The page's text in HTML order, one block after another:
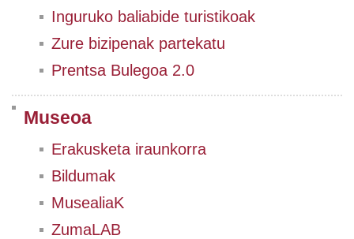
Inguruko baliabide turistikoak
Zure bizipenak partekatu
Prentsa Bulegoa 2.0
Museoa
Erakusketa iraunkorra
Bildumak
MusealiaK
ZumaLAB